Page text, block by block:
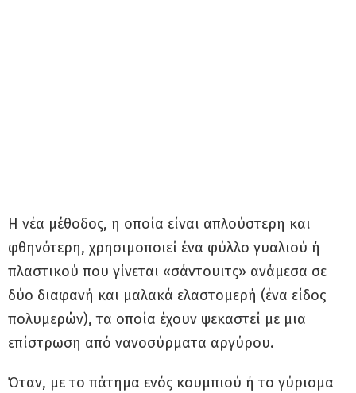
Η νέα μέθοδος, η οποία είναι απλούστερη και
φθηνότερη, χρησιμοποιεί ένα φύλλο γυαλιού ή
πλαστικού που γίνεται «σάντουιτς» ανάμεσα σε
δύο διαφανή και μαλακά ελαστομερή (ένα είδος
πολυμερών), τα οποία έχουν ψεκαστεί με μια
επίστρωση από νανοσύρματα αργύρου.
Όταν, με το πάτημα ενός κουμπιού ή το γύρισμα